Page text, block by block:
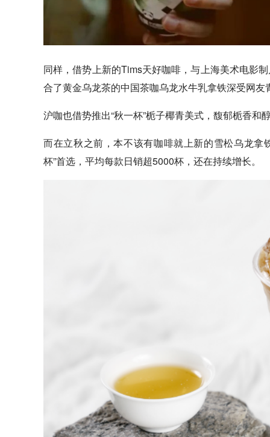
同样，借势上新的Tims天好咖啡，与上海美术电影
合了黄金乌龙茶的中国茶咖乌龙水牛乳拿铁深受网友
沪咖也借势推出“秋一杯”栀子椰青美式，馥郁栀香
而在立秋之前，本不该有咖啡就上新的雪松乌龙
杯”首选，平均每款日销超5000杯，还在持续增长。